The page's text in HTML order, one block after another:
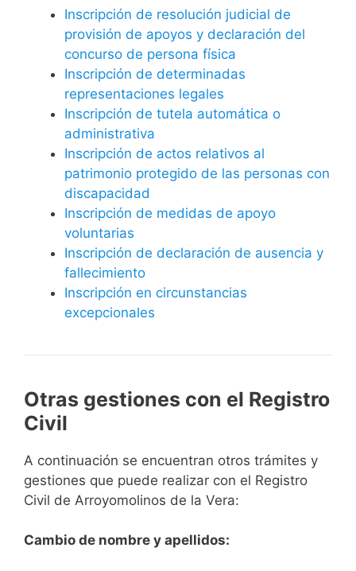
Inscripción de resolución judicial de
provisión de apoyos y declaración del
concurso de persona física
Inscripción de determinadas
representaciones legales
Inscripción de tutela automática o
administrativa
Inscripción de actos relativos al
patrimonio protegido de las personas con
discapacidad
Inscripción de medidas de apoyo
voluntarias
Inscripción de declaración de ausencia y
fallecimiento
Inscripción en circunstancias
excepcionales
Otras gestiones con el Registro
Civil
A continuación se encuentran otros trámites y
gestiones que puede realizar con el Registro
Civil de Arroyomolinos de la Vera:
Cambio de nombre y apellidos: